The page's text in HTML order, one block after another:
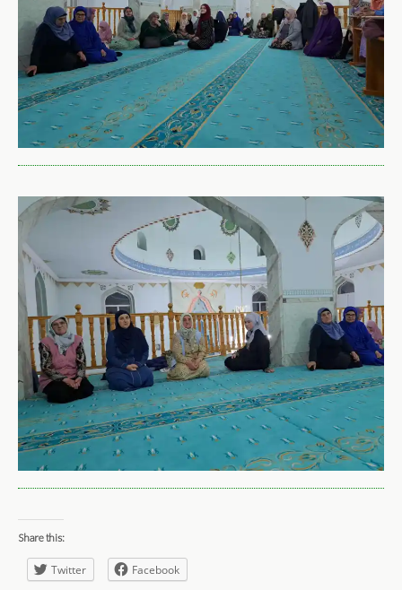
Share this:
Twitter Facebook